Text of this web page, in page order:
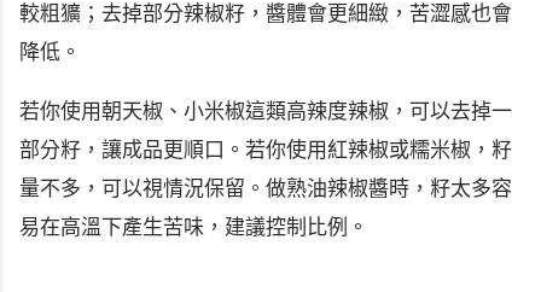
較粗獷；去掉部分辣椒籽，醬體會更細緻，苦澀感也會
降低。
若你使用朝天椒、小米椒這類高辣度辣椒，可以去掉一
部分籽，讓成品更順口。若你使用紅辣椒或糯米椒，籽
量不多，可以視情況保留。做熟油辣椒醬時，籽太多容
易在高溫下產生苦味，建議控制比例。